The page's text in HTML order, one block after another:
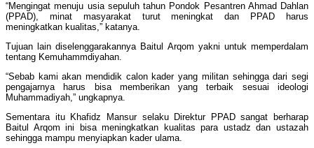
“Mengingat menuju usia sepuluh tahun Pondok Pesantren Ahmad Dahlan
(PPAD), minat masyarakat turut meningkat dan PPAD harus
meningkatkan kualitas,” katanya.
Tujuan lain diselenggarakannya Baitul Arqom yakni untuk memperdalam
tentang Kemuhammdiyahan.
“Sebab kami akan mendidik calon kader yang militan sehingga dari segi
pengajarnya harus bisa memberikan yang terbaik sesuai ideologi
Muhammadiyah,” ungkapnya.
Sementara itu Khafidz Mansur selaku Direktur PPAD sangat berharap
Baitul Arqom ini bisa meningkatkan kualitas para ustadz dan ustazah
sehingga mampu menyiapkan kader ulama.